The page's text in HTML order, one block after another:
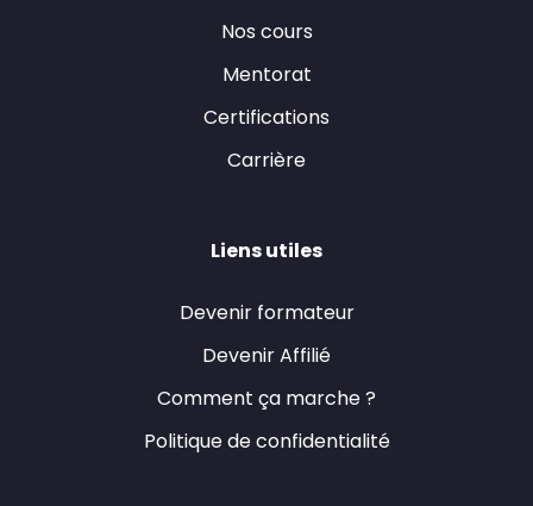
Nos cours
Mentorat
Certifications
Carrière
Liens utiles
Devenir formateur
Devenir Affilié
Comment ça marche ?
Politique de confidentialité